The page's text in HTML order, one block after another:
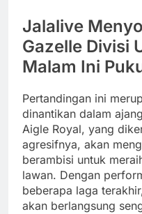
Jalalive
Gazelle Divisi
Malam Ini
Pertandingan ini
dinantikan dalam
Aigle Royal, yang
agresifnya, akan
berambisi untuk
lawan. Dengan
beberapa laga
akan berlangsung